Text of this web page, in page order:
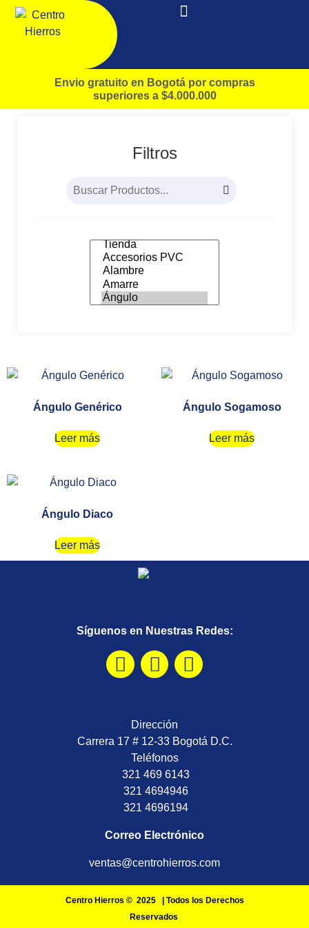
Envio gratuito en Bogotá por compras
superiores a $4.000.000
Filtros
Ángulo Genérico
Leer más
Ángulo Sogamoso
Leer más
Ángulo Diaco
Leer más
Síguenos en Nuestras Redes:
Dirección
Carrera 17 # 12-33 Bogotá D.C.
Teléfonos
321 469 6143
321 4694946
321 4696194
Correo Electrónico
ventas@centrohierros.com
Centro Hierros © 2025 | Todos los Derechos
Reservados